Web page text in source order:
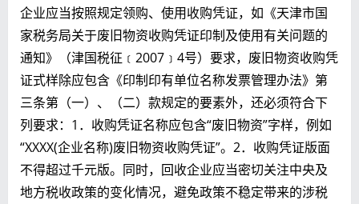
企业应当按照规定领购、使用收购凭证，如《天津市国
家税务局关于废旧物资收购凭证印制及使用有关问题的
通知》（津国税征﹝2007﹞4号）要求，废旧物资收购凭
证式样除应包含《印制印有单位名称发票管理办法》第
三条第（一）、（二）款规定的要素外，还必须符合下
列要求：1．收购凭证名称应包含“废旧物资”字样，例如
“XXXX(企业名称)废旧物资收购凭证”。2．收购凭证版面
不得超过千元版。同时，回收企业应当密切关注中央及
地方税收政策的变化情况，避免政策不稳定带来的涉税